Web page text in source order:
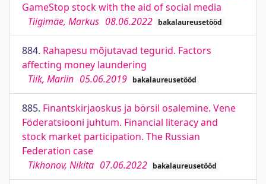
GameStop stock with the aid of social media
Tiigimäe, Markus 08.06.2022 bakalaureusetööd
884. Rahapesu mõjutavad tegurid. Factors
affecting money laundering
Tiik, Mariin 05.06.2019 bakalaureusetööd
885. Finantskirjaoskus ja börsil osalemine. Vene
Föderatsiooni juhtum. Financial literacy and
stock market participation. The Russian
Federation case
Tikhonov, Nikita 07.06.2022 bakalaureusetööd